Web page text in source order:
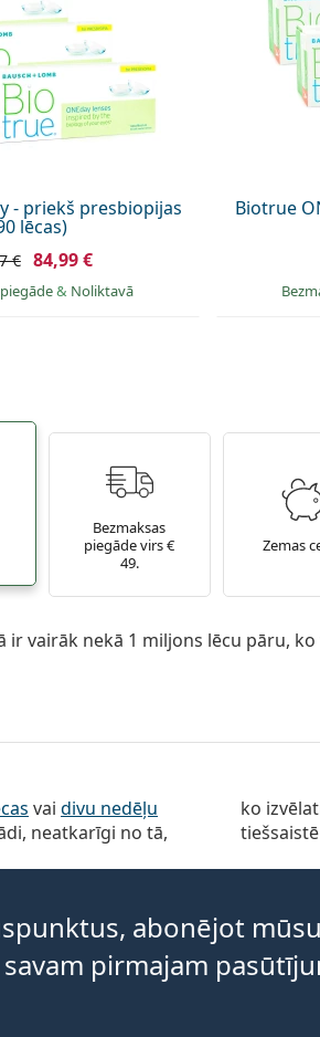
- priekš presbiopijas
lēcas)
€ 84,99 €
& Noliktavā
Biotrue
Bezmaksas
piegāde virs €
49.
Zemas
ir vairāk nekā 1 miljons lēcu pāru,
vai divu nedēļu
neatkarīgi no tā,
ko
abonējot
pirmajam